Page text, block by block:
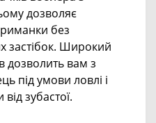
дозволяє
без
застібок. Широкий
дозволить вам з
під умови ловлі і
зубастої.